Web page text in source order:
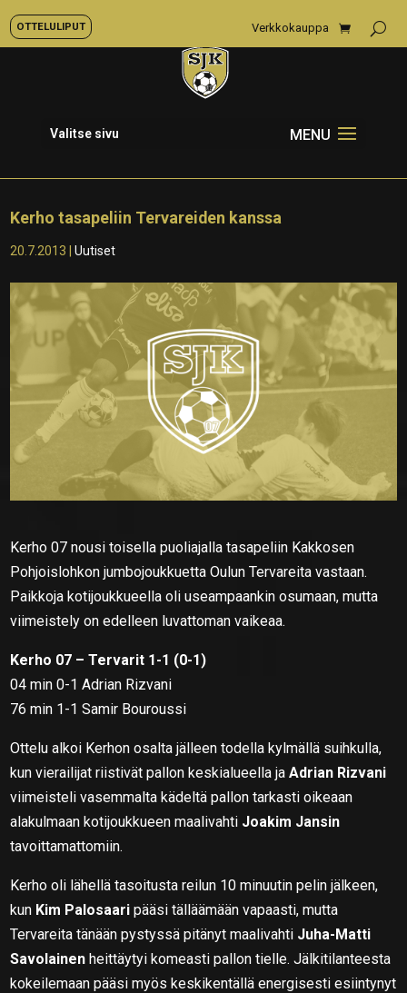
OTTELULIPUT Verkkokauppa
Valitse sivu
Kerho tasapeliin Tervareiden kanssa
20.7.2013 |Uutiset
Kerho 07 nousi toisella puoliajalla tasapeliin Kakkosen
Pohjoislohkon jumbojoukkuetta Oulun Tervareita vastaan.
Paikkoja kotijoukkueella oli useampaankin osumaan, mutta
viimeistely on edelleen luvattoman vaikeaa.
Kerho 07 – Tervarit 1-1 (0-1)
04 min 0-1 Adrian Rizvani
76 min 1-1 Samir Bouroussi
Ottelu alkoi Kerhon osalta jälleen todella kylmällä suihkulla,
kun vierailijat riistivät pallon keskialueella jaAdrian Rizvani
viimeisteli vasemmalta kädeltä pallon tarkasti oikeaan
alakulmaan kotijoukkueen maalivahti Joakim Jansin
tavoittamattomiin.
Kerho oli lähellä tasoitusta reilun 10 minuutin pelin jälkeen,
kun Kim Palosaari pääsi tälläämään vapaasti, mutta
Tervareita tänään pystyssä pitänyt maalivahti Juha-Matti
Savolainen heittäytyi komeasti pallon tielle. Jälkitilanteesta
kokeilemaan pääsi myös keskikentällä energisesti esiintynyt